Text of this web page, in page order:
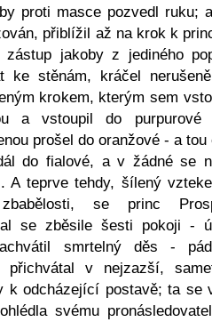
proti masce pozvedl ruku;
přiblížil až na krok k
jakoby z jediného
ke stěnám, kráčel
krokem, kterým sem
a vstoupil do
prošel do oranžové - a tou
do fialové, a v žádné se
A teprve tehdy, šílený
se princ
se zběsile šesti pokoji -
smrtelný děs -
v nejzazší,
k odcházející postavě; ta se
svému